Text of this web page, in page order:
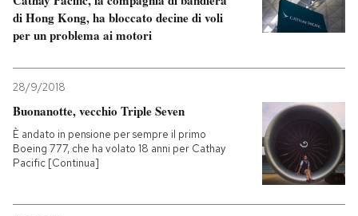
Tecnologia
Internet
Scienza
Cultura
Economia
Sport
Storie/Idee
Media
Mondiali calcio 2026
PODCAST
di Hong Kong, ha bloccato decine di voli
per un problema ai motori
28/9/2018
Buonanotte, vecchio Triple Seven
È andato in pensione per sempre il primo
Boeing 777, che ha volato 18 anni per Cathay
Pacific [Continua]